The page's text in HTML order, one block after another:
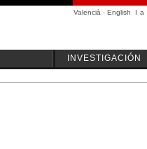
Valencià · English I a
INVESTIGACIÓN